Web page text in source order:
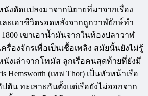
หนังดัดแปลงมาจากนิยายที่มาจากเรื่อง
ละเอาชีวิตรอดหลังจากถูกวาฬยักษ์ทำ
เขาเอาน้ำมันจากในท้องปลาวาฬ
รื่องจักรเพื่อเป็นเชื้อเพลิง สมัยนั้นยังไม่รู้
งเล่าจากโทมัส ลูกเรือคนสุดท้ายที่ยังมี
Hemsworth (เทพ Thor) เป็นหัวหน้าเรือ
ตัน ทะเลาะกันตั้งแต่เรือยังไม่ออกจาก